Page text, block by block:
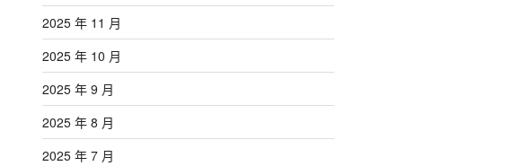
2025 年 11 月
2025 年 10 月
2025 年 9 月
2025 年 8 月
2025 年 7 月